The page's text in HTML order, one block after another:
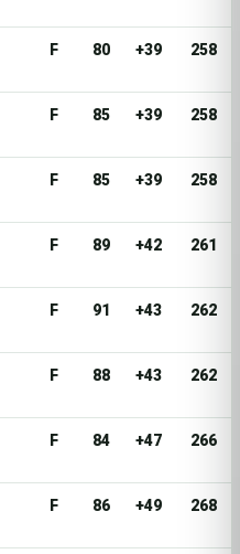
F 80 +39 258
F 85 +39 258
F 85 +39 258
F 89 +42 261
F 91 +43 262
F 88 +43 262
F 84 +47 266
F 86 +49 268